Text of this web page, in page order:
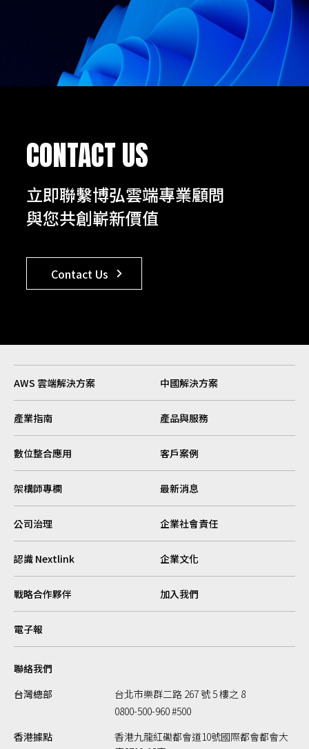
CONTACT US
立即聯繫博弘雲端專業顧問
與您共創嶄新價值
Contact Us
AWS 雲端解決方案 中國解決方案
產業指南 產品與服務
數位整合應用 客戶案例
架構師專欄 最新消息
公司治理 企業社會責任
認識 Nextlink 企業文化
戰略合作夥伴 加入我們
電子報
聯絡我們
台灣總部
台北市樂群二路 267 號 5 樓之 8
0800-500-960 #500
香港據點
香港九龍紅磡都會道10號國際都會都會大